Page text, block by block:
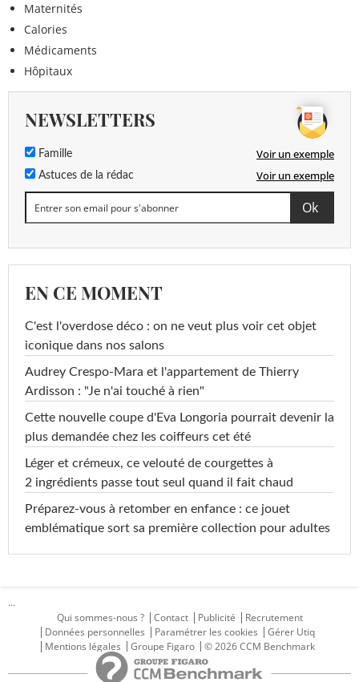
Maternités
Calories
Médicaments
Hôpitaux
NEWSLETTERS
Famille Voir un exemple
Astuces de la rédac Voir un exemple
EN CE MOMENT
C'est l'overdose déco : on ne veut plus voir cet objet
iconique dans nos salons
Audrey Crespo-Mara et l'appartement de Thierry
Ardisson : "Je n'ai touché à rien"
Cette nouvelle coupe d'Eva Longoria pourrait devenir la
plus demandée chez les coiffeurs cet été
Léger et crémeux, ce velouté de courgettes à
2 ingrédients passe tout seul quand il fait chaud
Préparez-vous à retomber en enfance : ce jouet
emblématique sort sa première collection pour adultes
...
Qui sommes-nous ?
Contact Publicité
Recrutement
Données personnelles
Paramétrer les cookies
Gérer Utiq
Mentions légales
Groupe Figaro © 2026 CCM Benchmark